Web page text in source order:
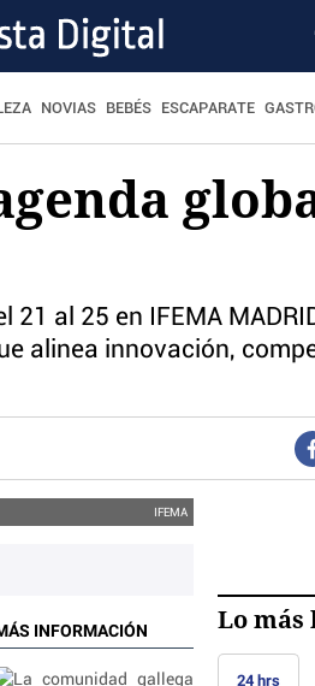
NOVIAS BEBÉS ESCAPARATE
al 25 en IFEMA
alinea innovación,
IFEMA
INFORMACIÓN Lo más
24 hrs